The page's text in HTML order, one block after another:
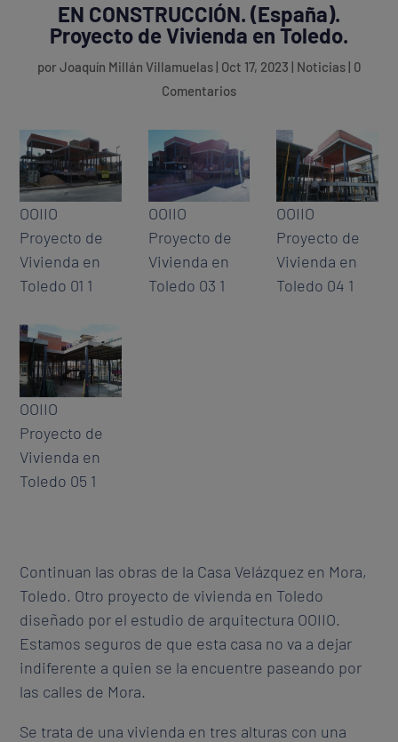
EN CONSTRUCCIÓN. (España).
Proyecto de Vivienda en Toledo.
por Joaquín Millán Villamuelas| Oct 17, 2023 | Noticias| 0
Comentarios
OOIIO
Proyecto de
Vivienda en
Toledo 01 1
OOIIO
Proyecto de
Vivienda en
Toledo 03 1
OOIIO
Proyecto de
Vivienda en
Toledo 04 1
OOIIO
Proyecto de
Vivienda en
Toledo 05 1
Continuan las obras de la Casa Velázquez en Mora,
Toledo. Otro proyecto de vivienda en Toledo
diseñado por el estudio de arquitectura OOIIO.
Estamos seguros de que esta casa no va a dejar
indiferente a quien se la encuentre paseando por
las calles de Mora.
Se trata de una vivienda en tres alturas con una